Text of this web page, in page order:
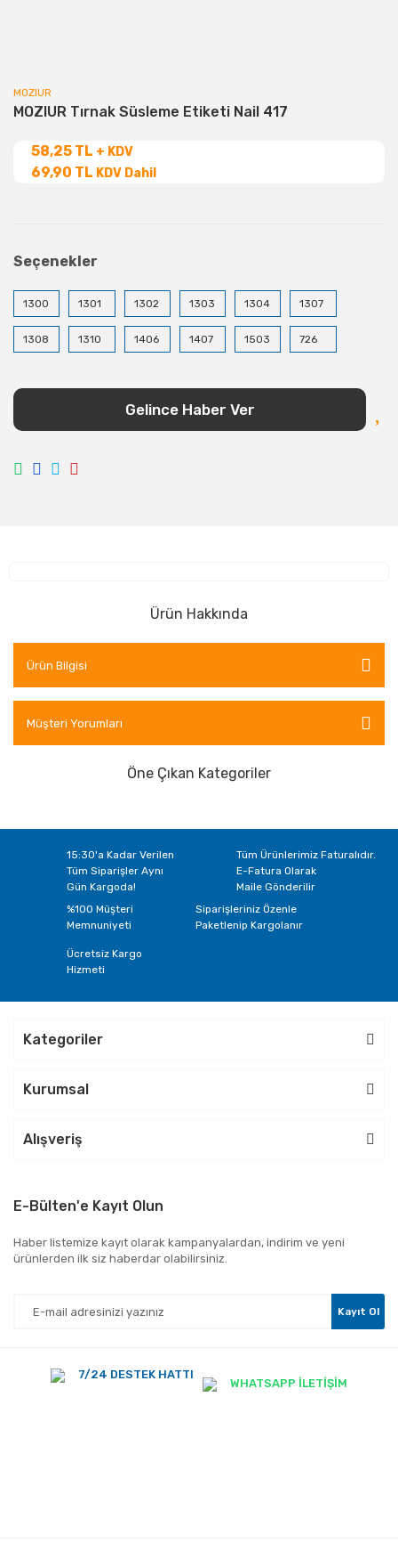
MOZIUR
MOZIUR Tırnak Süsleme Etiketi Nail 417
58,25 TL + KDV
69,90 TL KDV Dahil
Seçenekler
1300 1301 1302 1303 1304 1307
1308 1310 1406 1407 1503 726
Gelince Haber Ver
Ürün Hakkında
Ürün Bilgisi
Müşteri Yorumları
Öne Çıkan Kategoriler
15:30'a Kadar Verilen
Tüm Siparişler Aynı
Gün Kargoda!
Tüm Ürünlerimiz Faturalıdır.
E-Fatura Olarak
Maile Gönderilir
%100 Müşteri
Memnuniyeti
Siparişleriniz Özenle
Paketlenip Kargolanır
Ücretsiz Kargo
Hizmeti
Kategoriler
Kurumsal
Alışveriş
E-Bülten'e Kayıt Olun
Haber listemize kayıt olarak kampanyalardan, indirim ve yeni
ürünlerden ilk siz haberdar olabilirsiniz.
Kayıt Ol
7/24 DESTEK HATTI
WHATSAPP İLETİŞİM